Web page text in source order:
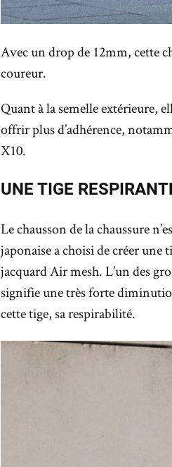
Avec un drop de 12mm, cette
coureur.
Quant à la semelle extérieure,
offrir plus d’adhérence,
X10.
UNE TIGE
Le chausson de la chaussure
japonaise a choisi de créer
jacquard Air mesh. L’un des
signifie une très forte
cette tige, sa respirabilité.